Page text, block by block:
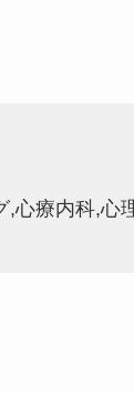
,心療内科,心